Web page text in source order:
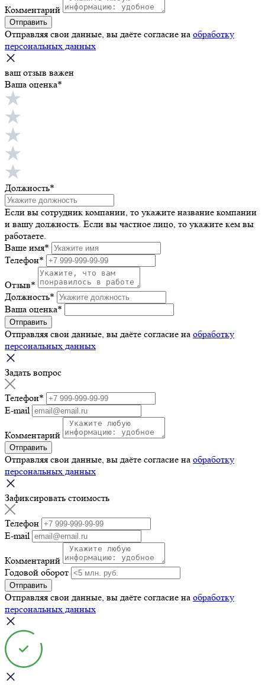
Комментарий
Отправить
Отправляя свои данные, вы даёте согласие на обработку
персональных данных
ваш отзыв важен
Ваша оценка*
Должность*
Если вы сотрудник компании, то укажите название компании
и вашу должность. Если вы частное лицо, то укажите кем вы
работаете.
Ваше имя*
Телефон*
Отзыв*
Должность*
Ваша оценка*
Отправить
Отправляя свои данные, вы даёте согласие на обработку
персональных данных
Задать вопрос
Телефон*
E-mail
Комментарий
Отправить
Отправляя свои данные, вы даёте согласие на обработку
персональных данных
Зафиксировать стоимость
Телефон
E-mail
Комментарий
Годовой оборот
Отправить
Отправляя свои данные, вы даёте согласие на обработку
персональных данных